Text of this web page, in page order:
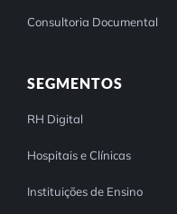
Consultoria Documental
SEGMENTOS
RH Digital
Hospitais e Clínicas
Instituições de Ensino